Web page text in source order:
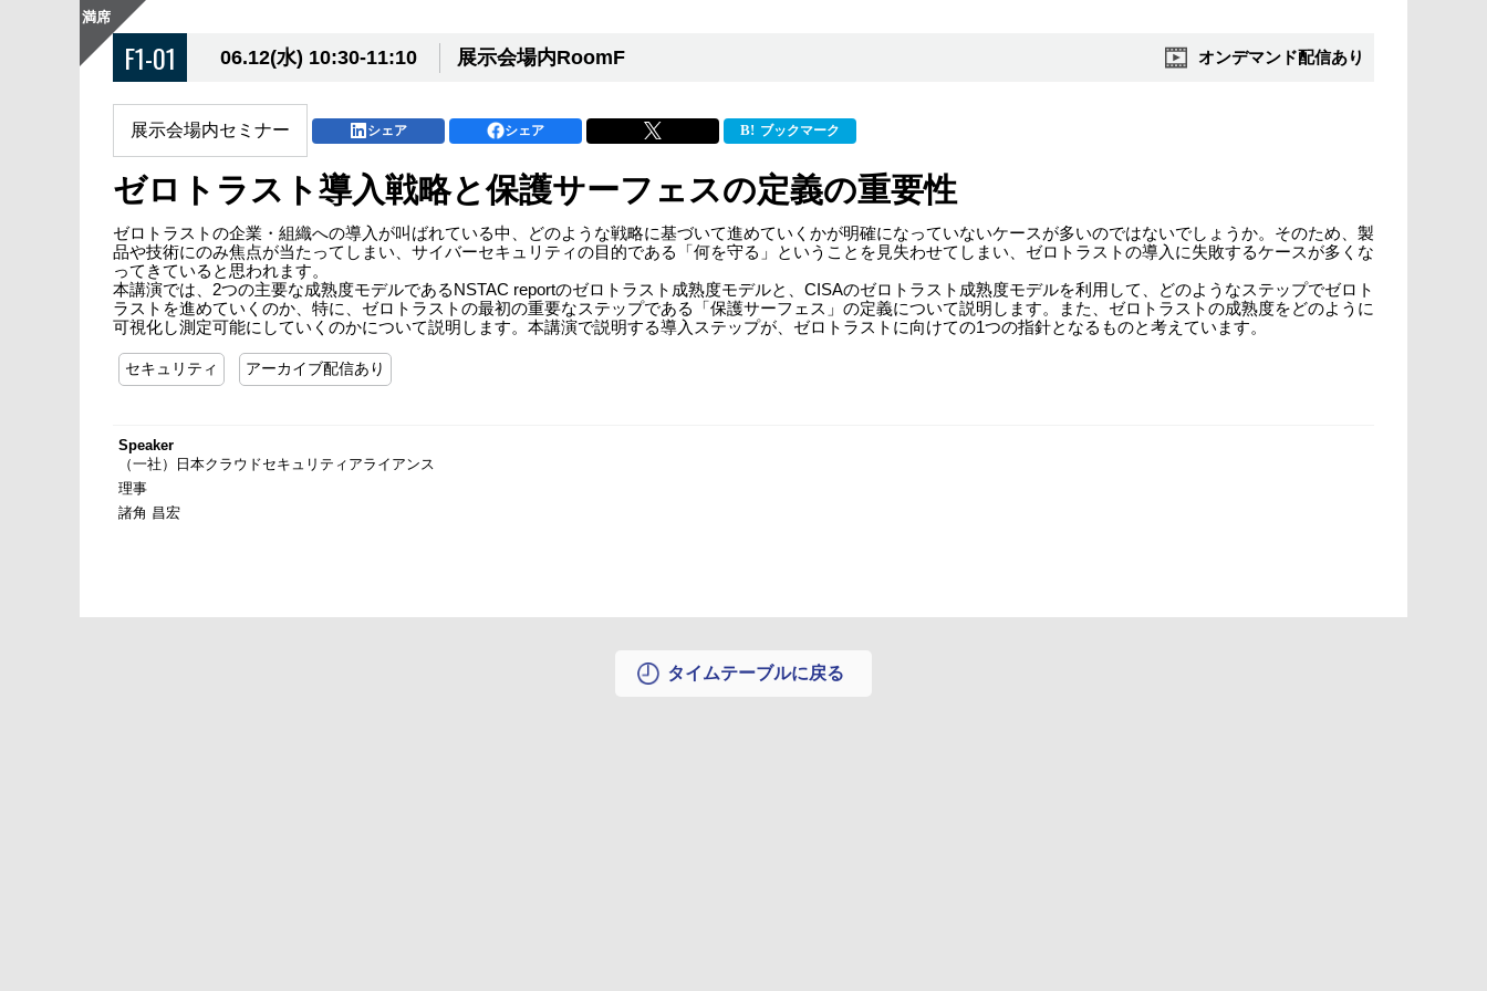
F1-01 06.12(水) 10:30-11:10 展示会場内RoomF オンデマンド配信あり
展示会場内セミナー シェア シェア ブックマーク
満席
ゼロトラスト導入戦略と保護サーフェスの定義の重要性
ゼロトラストの企業・組織への導入が叫ばれている中、どのような戦略に基づいて進めていくかが明確になっていないケースが多いのではないでしょうか。そのため、製
品や技術にのみ焦点が当たってしまい、サイバーセキュリティの目的である「何を守る」ということを見失わせてしまい、ゼロトラストの導入に失敗するケースが多くな
ってきていると思われます。
本講演では、2つの主要な成熟度モデルであるNSTAC reportのゼロトラスト成熟度モデルと、CISAのゼロトラスト成熟度モデルを利用して、どのようなステップでゼロト
ラストを進めていくのか、特に、ゼロトラストの最初の重要なステップである「保護サーフェス」の定義について説明します。また、ゼロトラストの成熟度をどのように
可視化し測定可能にしていくのかについて説明します。本講演で説明する導入ステップが、ゼロトラストに向けての1つの指針となるものと考えています。
セキュリティ アーカイブ配信あり
Speaker
（一社）日本クラウドセキュリティアライアンス
理事
諸角 昌宏
タイムテーブルに戻る